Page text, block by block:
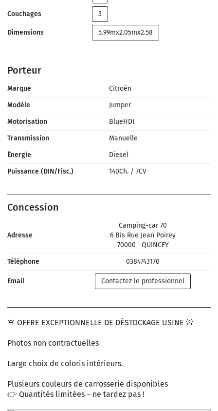
Couchages 3
Dimensions 5.99mx2.05mx2.58
Porteur
Marque
Citroën
Modèle
Jumper
Motorisation
BlueHDI
Transmission
Manuelle
Énergie
Diesel
Puissance (DIN/Fisc.)
140Ch. / 7CV
Concession
Adresse
Camping-car 70
6 Bis Rue Jean Poirey
70000
QUINCEY
Téléphone
0384743170
Email Contactez le professionnel
🚨 OFFRE EXCEPTIONNELLE DE DÉSTOCKAGE USINE 🚨
Photos non contractuelles
Large choix de coloris intérieurs.
Plusieurs couleurs de carrosserie disponibles
👉 Quantités limitées – ne tardez pas !